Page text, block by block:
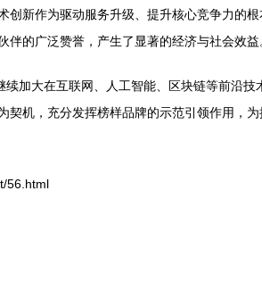
新作为驱动服务升级、提升核心竞争力的
的广泛赞誉，产生了显著的经济与社会效益
加大在互联网、人工智能、区块链等前沿技
机，充分发挥榜样品牌的示范引领作用，
56.html